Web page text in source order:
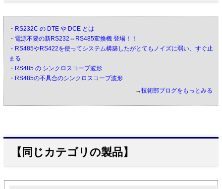
・ RS232C の DTE や DCE とは
・ 電源不要の新RS232⇔RS485変換機 登場！！
・ RS485やRS422を使ってシステム構築したがとてもノイズに弱い、すぐ止
まる
・ RS485 の シンクロスコープ波形
・ RS485の不具合のシンクロスコープ波形
→技術部ブログをもっとみる
【同じカテゴリの製品】